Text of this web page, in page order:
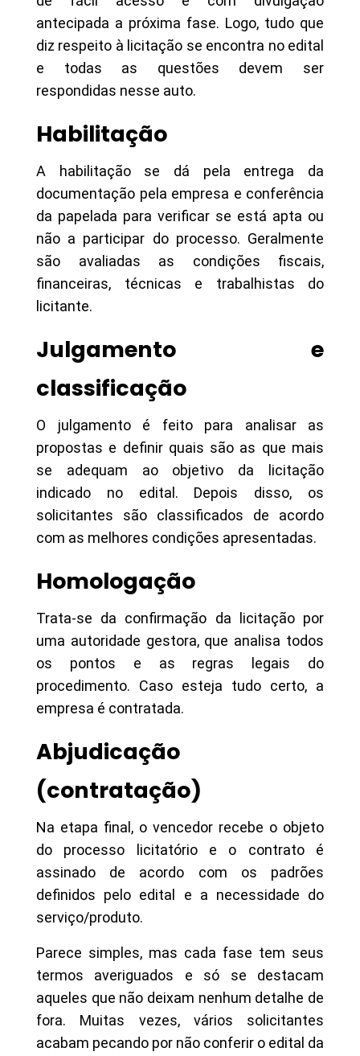
antecipada a próxima fase. Logo, tudo que
diz respeito à licitação se encontra no edital
e todas as questões devem ser
respondidas nesse auto.
Habilitação
A habilitação se dá pela entrega da
documentação pela empresa e conferência
da papelada para verificar se está apta ou
não a participar do processo. Geralmente
são avaliadas as condições fiscais,
financeiras, técnicas e trabalhistas do
licitante.
Julgamento e
classificação
O julgamento é feito para analisar as
propostas e definir quais são as que mais
se adequam ao objetivo da licitação
indicado no edital. Depois disso, os
solicitantes são classificados de acordo
com as melhores condições apresentadas.
Homologação
Trata-se da confirmação da licitação por
uma autoridade gestora, que analisa todos
os pontos e as regras legais do
procedimento. Caso esteja tudo certo, a
empresa é contratada.
Abjudicação
(contratação)
Na etapa final, o vencedor recebe o objeto
do processo licitatório e o contrato é
assinado de acordo com os padrões
definidos pelo edital e a necessidade do
serviço/produto.
Parece simples, mas cada fase tem seus
termos averiguados e só se destacam
aqueles que não deixam nenhum detalhe de
fora. Muitas vezes, vários solicitantes
acabam pecando por não conferir o edital da